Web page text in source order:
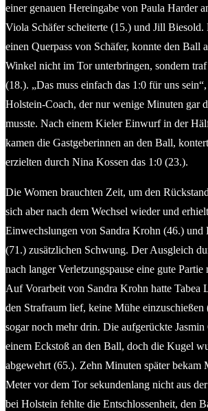
einer genauen Hereingabe von Paula Harder
Viola Schäfer scheiterte (15.) und Jill Biesold.
einen Querpass von Schäfer, konnte den Ball
Winkel nicht im Tor unterbringen, sondern
(18.). „Das muss einfach das 1:0 für uns
Holstein-Coach, der nur wenige Minuten gar
musste. Nach einem Kieler Einwurf in der
kamen die Gastgeberinnen an den Ball,
erzielten durch Nina Kossen das 1:0 (23.).
Die Women brauchten Zeit, um den
sich aber nach dem Wechsel wieder und
Einwechslungen von Sandra Krohn (46.) und
(71.) zusätzlichen Schwung. Der Ausgleich
nach langer Verletzungspause eine gute
Auf Vorarbeit von Sandra Krohn hatte Tabea
den Strafraum lief, keine Mühe
sogar noch mehr drin. Die aufgerückte
einem Eckstoß an den Ball, doch die Kugel
abgewehrt (65.). Zehn Minuten später bekam
Meter vor dem Tor sekundenlang nicht aus
bei Holstein fehlte die Entschlossenheit, den